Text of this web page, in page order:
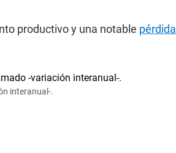
productivo y una notable pérdida
interanual-.